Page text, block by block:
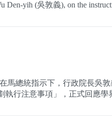
Den-yih (吳敦義), on the
馬總統指示下，行政院長吳
執行注意事項」，正式回應學